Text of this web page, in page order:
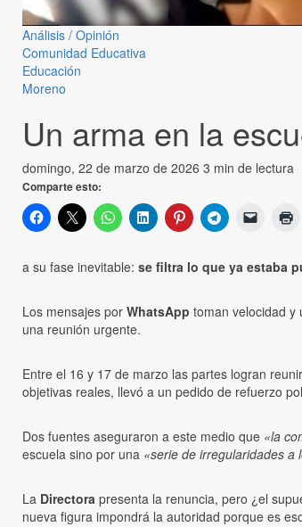
Análisis / Opinión
Comunidad Educativa
Educación
Moreno
Un arma en la
domingo, 22 de marzo de 2026 3 min de lectura
Comparte esto:
a su fase inevitable: se filtra lo que ya estaba
Los mensajes por WhatsApp toman velocidad y
una reunión urgente.
Entre el 16 y 17 de marzo las partes logran
objetivas reales, llevó a un pedido de refuerzo
Dos fuentes aseguraron a este medio que «la
escuela sino por una «serie de irregularidades a
La Directora presenta la renuncia, pero ¿el
nueva figura impondrá la autoridad porque es